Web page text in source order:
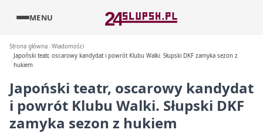
MENU
Strona główna Wiadomości
Japoński teatr, oscarowy kandydat i powrót Klubu Walki. Słupski DKF zamyka sezon z
hukiem
Japoński teatr, oscarowy kandydat
i powrót Klubu Walki. Słupski DKF
zamyka sezon z hukiem